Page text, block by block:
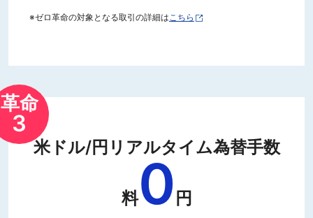
※ゼロ革命の対象となる取引の詳細は こちら
革命
3
米ドル/円リアルタイム為替手数
料0 円